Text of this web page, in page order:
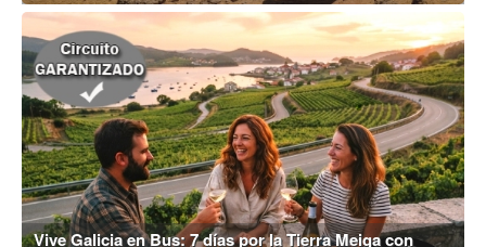
Vive Galicia en Bus: 7 días por la Tierra Meiga con